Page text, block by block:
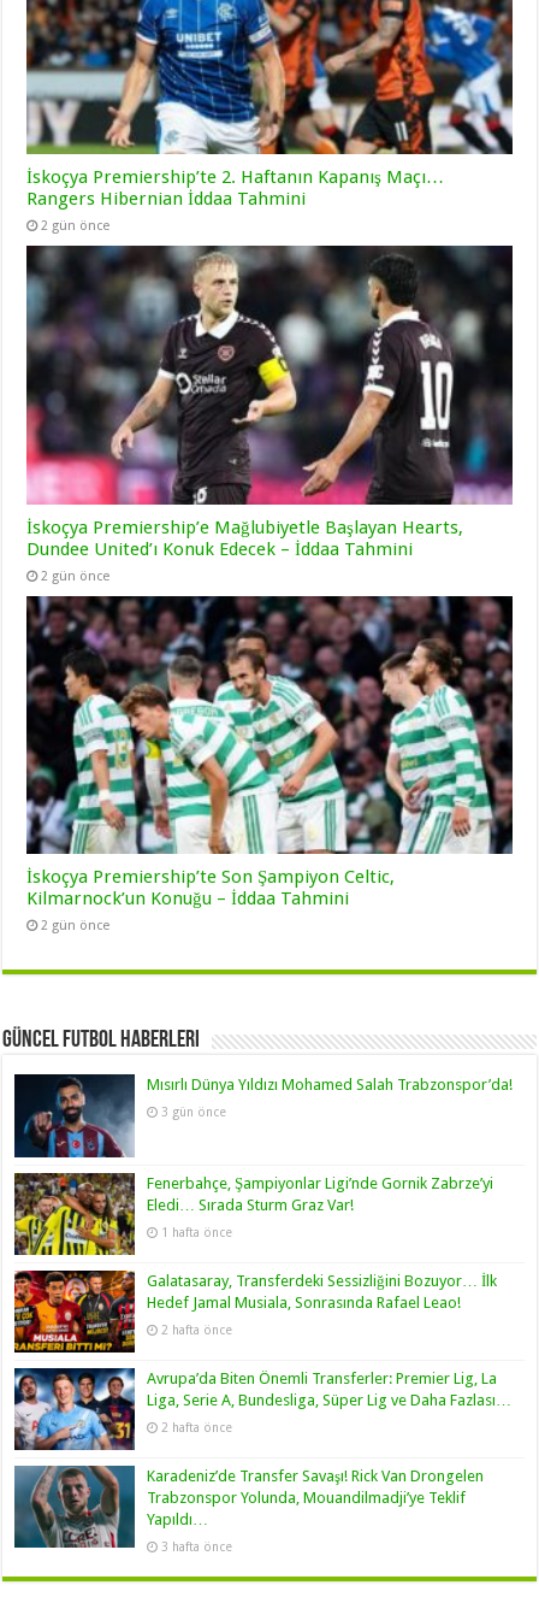
İskoçya Premiership’te 2. Haftanın Kapanış Maçı…
Rangers Hibernian İddaa Tahmini
2 gün önce
İskoçya Premiership’e Mağlubiyetle Başlayan Hearts,
Dundee United’ı Konuk Edecek – İddaa Tahmini
2 gün önce
İskoçya Premiership’te Son Şampiyon Celtic,
Kilmarnock’un Konuğu – İddaa Tahmini
2 gün önce
Güncel Futbol Haberleri
Mısırlı Dünya Yıldızı Mohamed Salah Trabzonspor’da!
3 gün önce
Fenerbahçe, Şampiyonlar Ligi’nde Gornik Zabrze’yi
Eledi… Sırada Sturm Graz Var!
1 hafta önce
Galatasaray, Transferdeki Sessizliğini Bozuyor… İlk
Hedef Jamal Musiala, Sonrasında Rafael Leao!
2 hafta önce
Avrupa’da Biten Önemli Transferler: Premier Lig, La
Liga, Serie A, Bundesliga, Süper Lig ve Daha Fazlası…
2 hafta önce
Karadeniz’de Transfer Savaşı! Rick Van Drongelen
Trabzonspor Yolunda, Mouandilmadji’ye Teklif
Yapıldı…
3 hafta önce